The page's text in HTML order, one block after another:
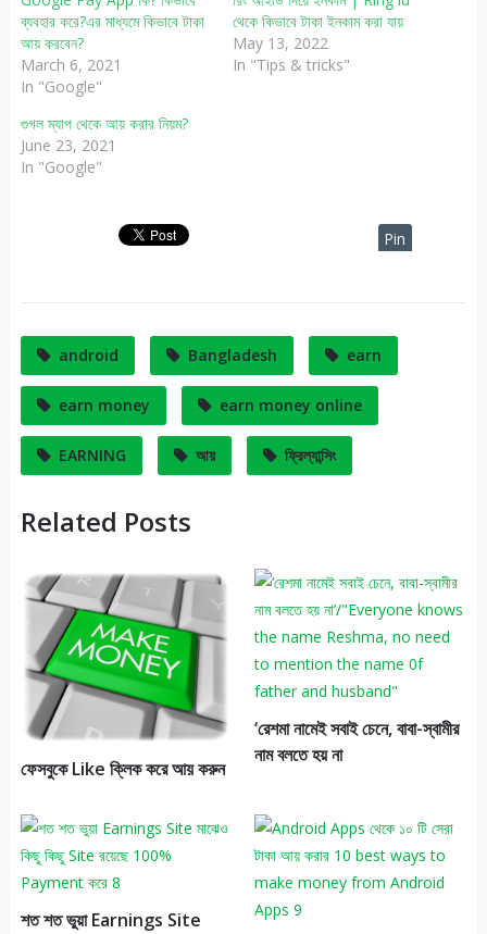
ব্যবহার করে?এর মাধ্যমে কিভাবে টাকা
আয় করবেন?
March 6, 2021
In "Google"
থেকে কিভাবে টাকা ইনকাম করা যায়
May 13, 2022
In "Tips & tricks"
গুগল ম্যাপ থেকে আয় করার নিয়ম?
June 23, 2021
In "Google"
Pin
android Bangladesh earn
earn money earn money online
EARNING আয় ফ্রিল্যান্সিং
Related Posts
ফেসবুকে Like ক্লিক করে আয় করুন
‘রেশমা নামেই সবাই চেনে, বাবা-স্বামীর
নাম বলতে হয় না
শত শত ভুয়া Earnings Site